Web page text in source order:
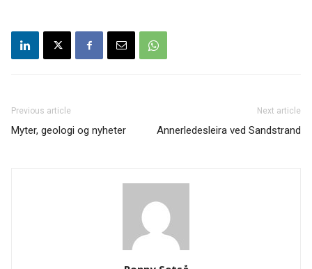
Previous article
Myter, geologi og nyheter
Next article
Annerledesleira ved Sandstrand